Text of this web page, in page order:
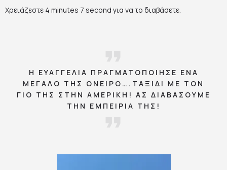
Χρειάζεστε 4 minutes 7 second για να το διαβάσετε.
Η ΕΥΑΓΓΕΛΊΑ ΠΡΑΓΜΑΤΟΠΟΊΗΣΕ ΈΝΑ
ΜΕΓΆΛΟ ΤΗΣ ΌΝΕΙΡΟ….ΤΑΞΊΔΙ ΜΕ ΤΟΝ
ΓΙΟ ΤΗΣ ΣΤΗΝ ΑΜΕΡΙΚΉ! ΑΣ ΔΙΑΒΆΣΟΥΜΕ
ΤΗΝ ΕΜΠΕΙΡΊΑ ΤΗΣ!